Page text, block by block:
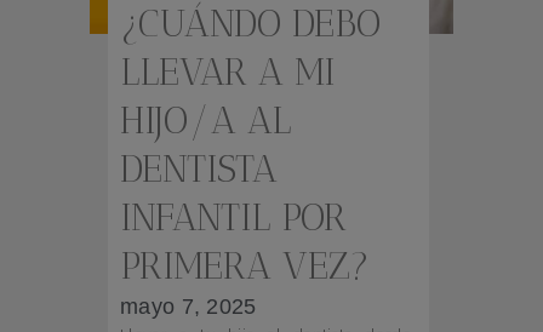
¿CUÁNDO DEBO
LLEVAR A MI
HIJO/A AL
DENTISTA
INFANTIL POR
PRIMERA VEZ?
mayo 7, 2025